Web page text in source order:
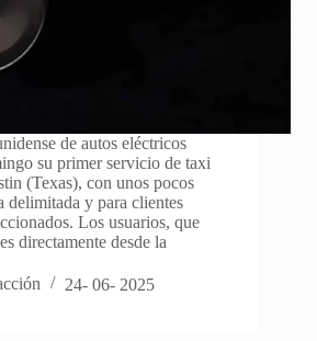
de autos eléctricos
su primer servicio de taxi
(Texas), con unos pocos
delimitada y para clientes
Los usuarios, que
directamente desde la
24- 06- 2025